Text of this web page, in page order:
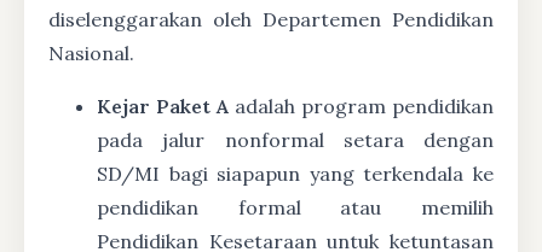
diselenggarakan oleh Departemen Pendidikan
Nasional.
Kejar Paket A adalah program pendidikan
pada jalur nonformal setara dengan
SD/MI bagi siapapun yang terkendala ke
pendidikan formal atau memilih
Pendidikan Kesetaraan untuk ketuntasan